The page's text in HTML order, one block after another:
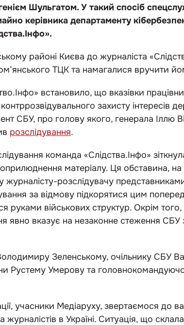
Шульгатом. У такий спосіб
керівника департаменту
районі Києва до журналіста
ТЦК та намагалися вручити
встановило, що вказівки
захисту інтересів
СБУ, про голову якого, генерала Іллю
розслідування.
команда «Слідства.Інфо»
матеріалу. Ця обставина, на
журналісту-розслідувачу
за відмову підкорятися цим
військових структур. Окрім
явно вказує на незаконне стеження СБУ
Зеленському, очільнику СБУ
Рустему Умерову та
учасники Медіаруху, звертаємося до
в Україні. Ситуація, що